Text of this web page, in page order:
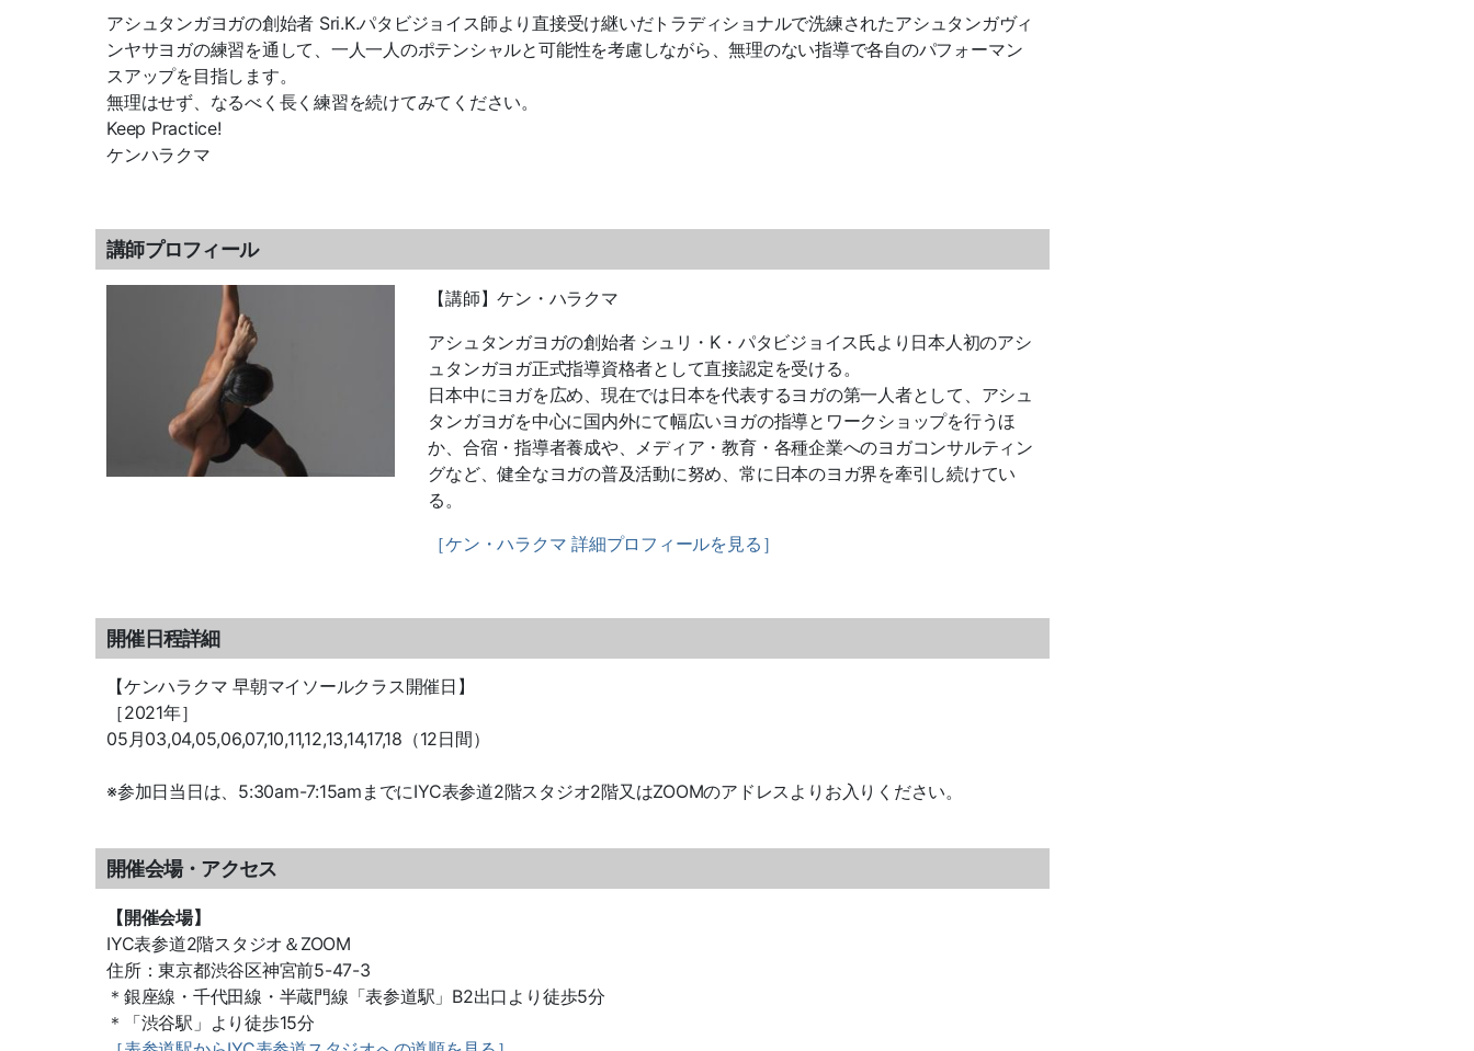
アシュタンガヨガの創始者 Sri.K.パタビジョイス師より直接受け継いだトラディショナルで洗練されたアシュタンガヴィ
ンヤサヨガの練習を通して、一人一人のポテンシャルと可能性を考慮しながら、無理のない指導で各自のパフォーマン
スアップを目指します。
無理はせず、なるべく長く練習を続けてみてください。
Keep Practice!
ケンハラクマ
講師プロフィール
【講師】ケン・ハラクマ
アシュタンガヨガの創始者 シュリ・K・パタビジョイス氏より日本人初のアシ
ュタンガヨガ正式指導資格者として直接認定を受ける。
日本中にヨガを広め、現在では日本を代表するヨガの第一人者として、アシュ
タンガヨガを中心に国内外にて幅広いヨガの指導とワークショップを行うほ
か、合宿・指導者養成や、メディア・教育・各種企業へのヨガコンサルティン
グなど、健全なヨガの普及活動に努め、常に日本のヨガ界を牽引し続けてい
る。
［ケン・ハラクマ 詳細プロフィールを見る］
開催日程詳細
【ケンハラクマ 早朝マイソールクラス開催日】
［2021年］
05月03,04,05,06,07,10,11,12,13,14,17,18（12日間）
※参加日当日は、5:30am-7:15amまでにIYC表参道2階スタジオ2階又はZOOMのアドレスよりお入りください。
開催会場・アクセス
【開催会場】
IYC表参道2階スタジオ＆ZOOM
住所：東京都渋谷区神宮前5-47-3
＊銀座線・千代田線・半蔵門線「表参道駅」B2出口より徒歩5分
＊「渋谷駅」より徒歩15分